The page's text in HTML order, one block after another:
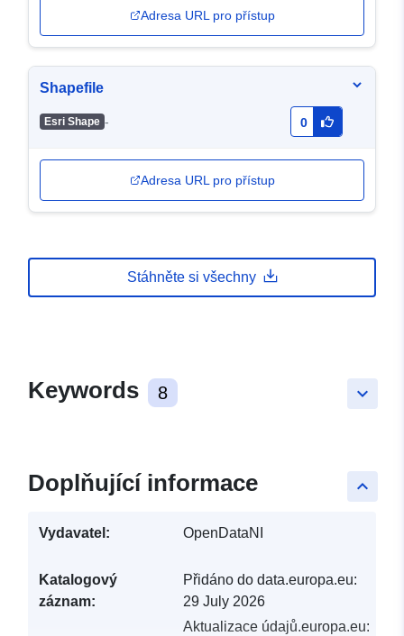
Adresa URL pro přístup
Shapefile
Esri Shape - 0
Adresa URL pro přístup
Stáhněte si všechny
keyboard_arrow_down
Keywords 8
keyboard_arrow_up
Doplňující informace
Vydavatel: OpenDataNI
Katalogový
záznam:
Přidáno do data.europa.eu:
29 July 2026
Aktualizace údajů.europa.eu: